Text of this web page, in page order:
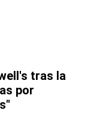
tras la
por